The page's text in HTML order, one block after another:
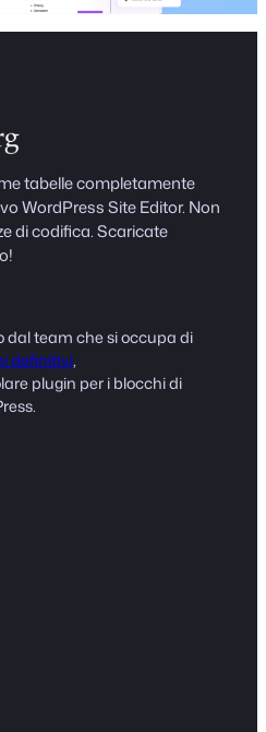
tabelle completamente
WordPress Site Editor. Non
di codifica. Scaricate
dal team che si occupa di
definitivi,
plugin per i blocchi di